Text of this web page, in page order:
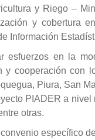
y Riego –
y cobertura
Información
esfuerzos en la
y cooperación con
Piura, San
PIADER a
otras.
específico